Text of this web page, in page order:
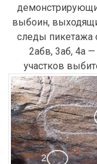
выбоин,
следы пикетажа
2абв, 3аб, 4а
участков